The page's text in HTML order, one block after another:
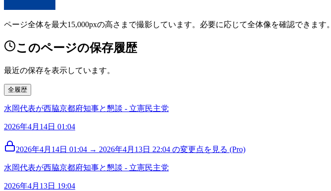
ページ全体を最大15,000pxの高さまで撮影しています。必要に応じて全体像を確認できます。
このページの保存履歴
最近の保存を表示しています。
全履歴
水岡代表が西脇京都府知事と懇談 - 立憲民主党
2026年4月14日 01:04
2026年4月14日 01:04 → 2026年4月13日 22:04 の変更点を見る (Pro)
水岡代表が西脇京都府知事と懇談 - 立憲民主党
2026年4月13日 19:04